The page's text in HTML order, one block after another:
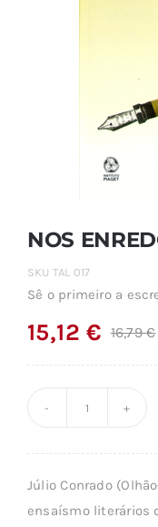
NOS
SKU TAL 017
Sê o primeiro a
16,79€O
15,12€
O
ENREDOS
Júlio Conrado
ensaísmo literários